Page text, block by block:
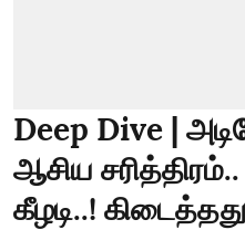
Deep Dive |
ஆசிய சரித்திரம்..
கீழடி..!